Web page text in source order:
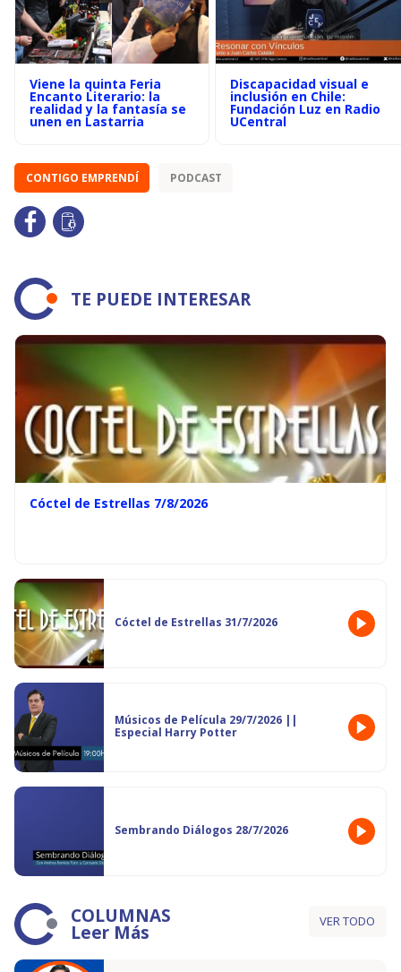
Viene la quinta Feria
Encanto Literario: la
realidad y la fantasía se
unen en Lastarria
Discapacidad visual e
inclusión en Chile:
Fundación Luz en Radio
UCentral
CONTIGO EMPRENDÍ PODCAST
TE PUEDE INTERESAR
Cóctel de Estrellas 7/8/2026
Cóctel de Estrellas 31/7/2026
Músicos de Película 29/7/2026 ||
Especial Harry Potter
Sembrando Diálogos 28/7/2026
COLUMNAS
Leer Más VER TODO